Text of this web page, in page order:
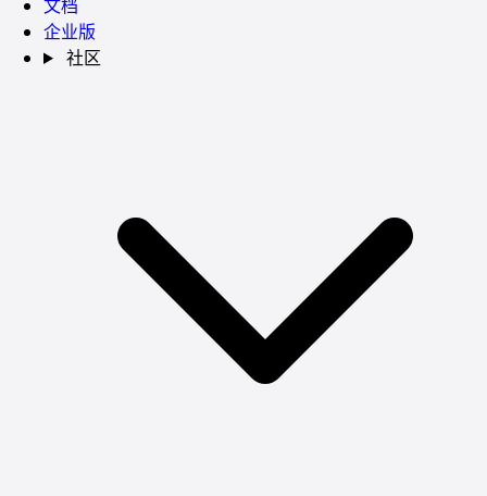
文档
企业版
社区